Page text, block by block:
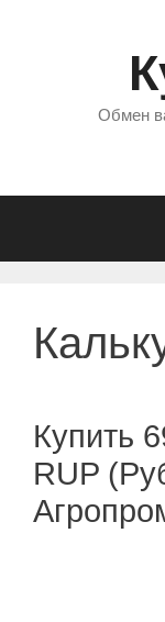
Обмен
Купить
RUP